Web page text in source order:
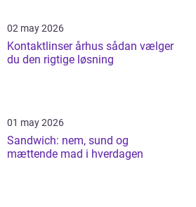
02 may 2026
Kontaktlinser århus sådan vælger
du den rigtige løsning
01 may 2026
Sandwich: nem, sund og
mættende mad i hverdagen